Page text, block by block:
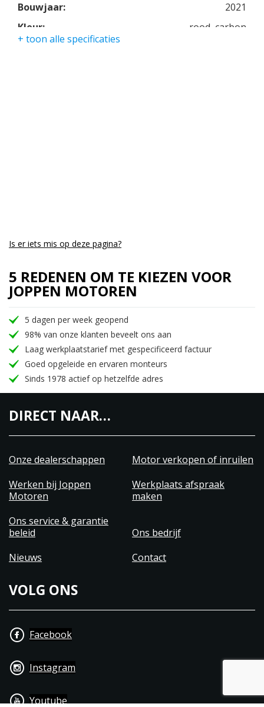
Bouwjaar:
2021
Kleur:
rood, carbon
+ toon alle specificaties
Is er iets mis op deze pagina?
5 REDENEN OM TE KIEZEN VOOR
JOPPEN MOTOREN
5 dagen per week geopend
98% van onze klanten beveelt ons aan
Laag werkplaatstarief met gespecificeerd factuur
Goed opgeleide en ervaren monteurs
Sinds 1978 actief op hetzelfde adres
DIRECT NAAR…
Onze dealerschappen
Motor verkopen of inruilen
Werken bij Joppen
Motoren
Werkplaats afspraak
maken
Ons service & garantie
beleid
Ons bedrijf
Nieuws
Contact
VOLG ONS
Facebook
Instagram
Youtube